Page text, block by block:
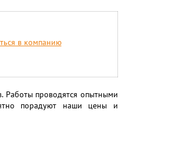
в компанию
Работы проводятся опытными
порадуют наши цены и